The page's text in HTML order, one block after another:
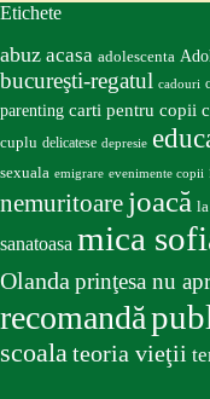
Etichete
abuz acasa adolescenta
bucureşti-regatul cadouri
parenting carti pentru copii
cuplu delicatese depresie
sexuala emigrare evenimente copii
nemuritoare joacă
sanatoasa mica
Olandaprinţesa nu
recomandă
scoalateoria vieţii